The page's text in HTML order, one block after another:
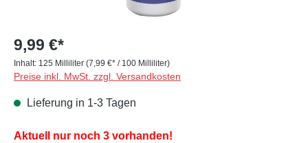
9,99 €*
Inhalt: 125 Milliliter (7,99 €* / 100 Milliliter)
Preise inkl. MwSt. zzgl. Versandkosten
Lieferung in 1-3 Tagen
Aktuell nur noch 3 vorhanden!